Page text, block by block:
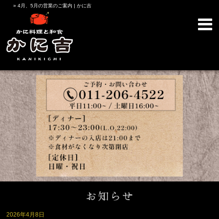
» 4月、5月の営業のご案内 | かに吉
2026年4月8日